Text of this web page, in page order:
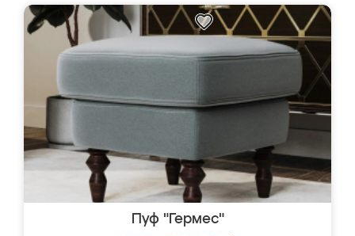
Пуф "Гермес"